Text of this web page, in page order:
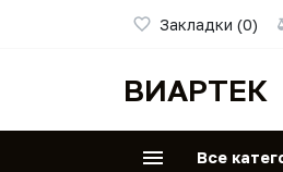
Закладки (0)
ВИАРТЕК
Все